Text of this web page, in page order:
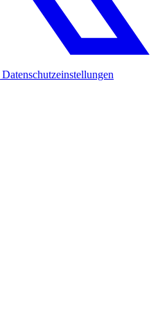
Datenschutzeinstellungen